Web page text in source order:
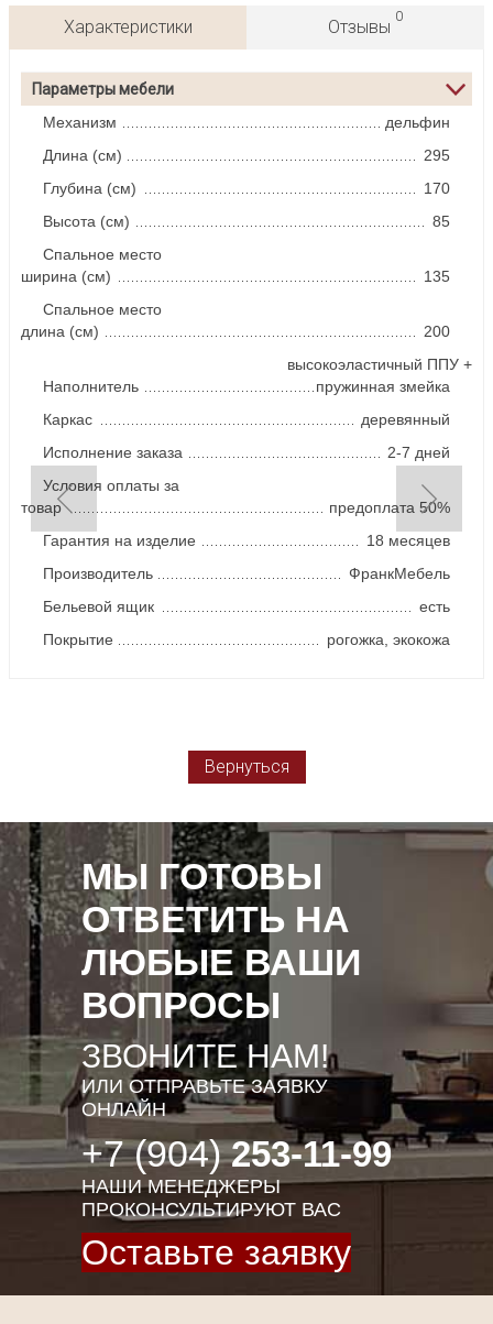
Характеристики Отзывы
0
Параметры мебели
Механизм
дельфин
Длина (см)
295
Глубина (см)
170
Высота (см)
85
Спальное место
ширина (см)
135
Спальное место
длина (см)
200
Наполнитель
высокоэластичный ППУ +
пружинная змейка
Каркас
деревянный
Исполнение заказа
2-7 дней
Условия оплаты за
товар
предоплата 50%
Гарантия на изделие
18 месяцев
Производитель
ФранкМебель
Бельевой ящик
есть
Покрытие
рогожка, экокожа
Вернуться
МЫ ГОТОВЫ
ОТВЕТИТЬ НА
ЛЮБЫЕ ВАШИ
ВОПРОСЫ
ЗВОНИТЕ НАМ!
ИЛИ ОТПРАВЬТЕ ЗАЯВКУ
ОНЛАЙН
+7 (904)253-11-99
НАШИ МЕНЕДЖЕРЫ
ПРОКОНСУЛЬТИРУЮТ ВАС
Оставьте заявку